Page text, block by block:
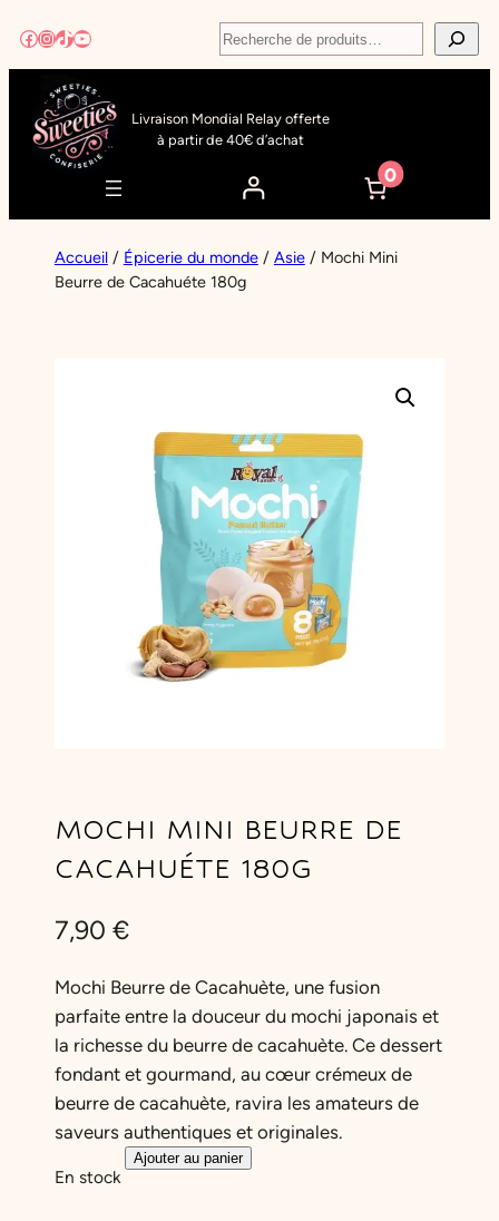
au
contenu
Facebook
Instagram
TikTok
YouTube Recherche
Livraison Mondial Relay offerte
à partir de 40€ d’achat
0
Accueil/ Épicerie du monde/ Asie/ Mochi Mini
Beurre de Cacahuéte 180g
MOCHI MINI BEURRE DE
CACAHUÉTE 180G
7,90 €
Mochi Beurre de Cacahuète, une fusion
parfaite entre la douceur du mochi japonais et
la richesse du beurre de cacahuète. Ce dessert
fondant et gourmand, au cœur crémeux de
beurre de cacahuète, ravira les amateurs de
saveurs authentiques et originales.
En stock
u
Ajouter au panier